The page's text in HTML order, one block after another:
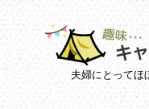
夫婦にとってほ